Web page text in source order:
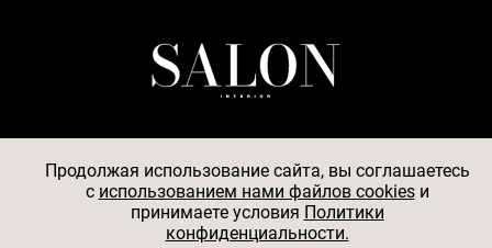
© 2026
АО «БКМ», ОГРН 1027739494584, ИНН 7705056238,
Продолжая использование сайта, вы соглашаетесь
c использованием нами файлов cookiesи
принимаете условия Политики
конфиденциальности.